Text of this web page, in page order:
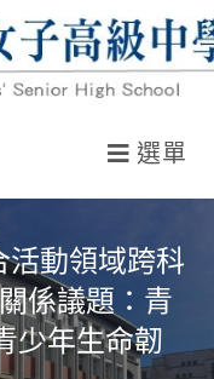
選單
動領域跨科
係議題：青
少年生命韌